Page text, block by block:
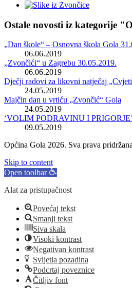
Ostale novosti iz kategorije
„Dan škole“ – Osnovna škola Gola
06.06.2019
„Zvončići“ u Zagrebu 30.05.2019.
06.06.2019
Dječji radovi za likovni natječaj
24.05.2019
Majčin dan u vrtiću „Zvončić“ Gola
24.05.2019
‘VOLIM PODRAVINU I
09.05.2019
Općina Gola 2026. Sva prava pridržana
Skip to content
Open toolbar
Alat za pristupačnost
Povećaj tekst
Smanji tekst
Siva skala
Visoki kontrast
Negativan kontrast
Svijetla pozadina
Podcrtaj poveznice
Čitljiv font